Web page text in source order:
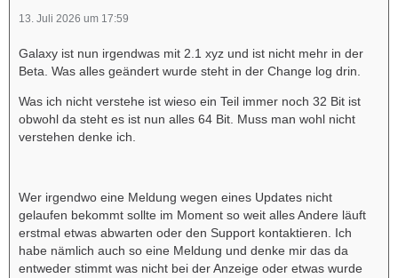
13. Juli 2026 um 17:59
Galaxy ist nun irgendwas mit 2.1 xyz und ist nicht mehr in der
Beta. Was alles geändert wurde steht in der Change log drin.
Was ich nicht verstehe ist wieso ein Teil immer noch 32 Bit ist
obwohl da steht es ist nun alles 64 Bit. Muss man wohl nicht
verstehen denke ich.
Wer irgendwo eine Meldung wegen eines Updates nicht
gelaufen bekommt sollte im Moment so weit alles Andere läuft
erstmal etwas abwarten oder den Support kontaktieren. Ich
habe nämlich auch so eine Meldung und denke mir das da
entweder stimmt was nicht bei der Anzeige oder etwas wurde